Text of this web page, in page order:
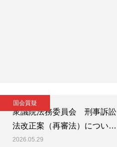
国会質疑
衆議院法務委員会 刑事訴訟
法改正案（再審法）につい…
2026.05.29